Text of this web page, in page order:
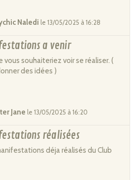
Naledi le 13/05/2025 à 16:28
a venir
souhaiteriez voir se réaliser. (
des idées )
Jane le 13/05/2025 à 16:20
réalisées
déja réalisés du Club